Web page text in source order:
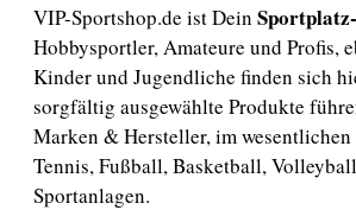
VIP-Sportshop.de ist Dein
Hobbysportler, Amateure und Profis,
Kinder und Jugendliche finden sich
sorgfältig ausgewählte Produkte
Marken & Hersteller, im wesentlichen
Tennis, Fußball, Basketball,
Sportanlagen.